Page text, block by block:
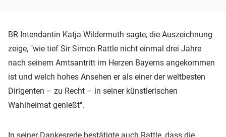
BR-Intendantin Katja Wildermuth sagte, die Auszeichnung
zeige, "wie tief Sir Simon Rattle nicht einmal drei Jahre
nach seinem Amtsantritt im Herzen Bayerns angekommen
ist und welch hohes Ansehen er als einer der weltbesten
Dirigenten – zu Recht – in seiner künstlerischen
Wahlheimat genießt".